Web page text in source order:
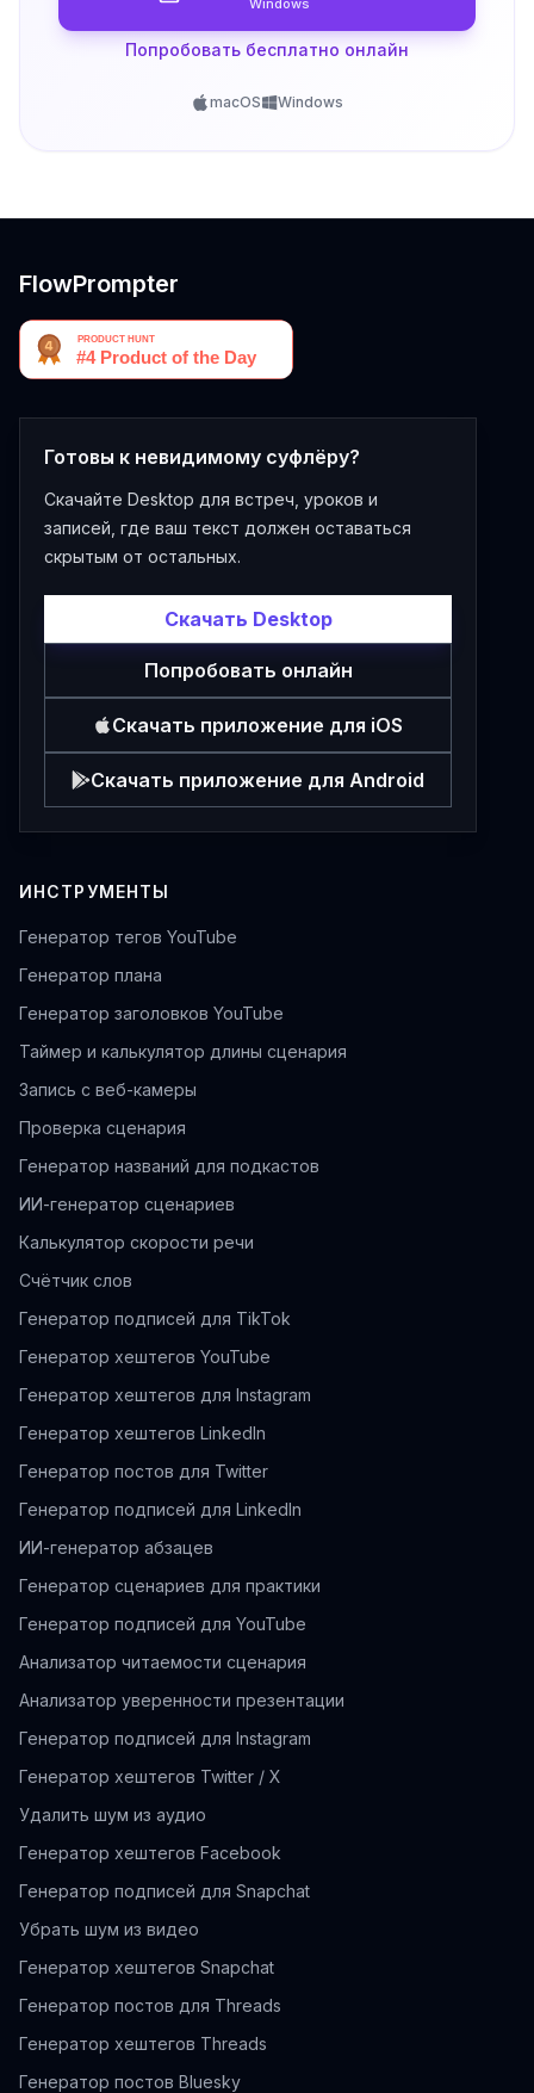
Windows
Попробовать бесплатно онлайн
macOS Windows
FlowPrompter
Готовы к невидимому суфлёру?
Скачайте Desktop для встреч, уроков и
записей, где ваш текст должен оставаться
скрытым от остальных.
Скачать Desktop
Попробовать онлайн
Скачать приложение для iOS
Скачать приложение для Android
ИНСТРУМЕНТЫ
Генератор тегов YouTube
Генератор плана
Генератор заголовков YouTube
Таймер и калькулятор длины сценария
Запись с веб-камеры
Проверка сценария
Генератор названий для подкастов
ИИ-генератор сценариев
Калькулятор скорости речи
Счётчик слов
Генератор подписей для TikTok
Генератор хештегов YouTube
Генератор хештегов для Instagram
Генератор хештегов LinkedIn
Генератор постов для Twitter
Генератор подписей для LinkedIn
ИИ-генератор абзацев
Генератор сценариев для практики
Генератор подписей для YouTube
Анализатор читаемости сценария
Анализатор уверенности презентации
Генератор подписей для Instagram
Генератор хештегов Twitter / X
Удалить шум из аудио
Генератор хештегов Facebook
Генератор подписей для Snapchat
Убрать шум из видео
Генератор хештегов Snapchat
Генератор постов для Threads
Генератор хештегов Threads
Генератор постов Bluesky